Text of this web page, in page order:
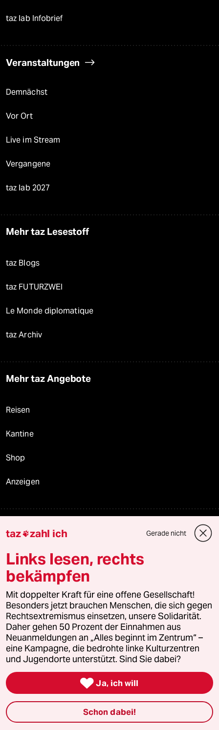
taz lab Infobrief
Veranstaltungen
Demnächst
Vor Ort
Live im Stream
Vergangene
taz lab 2027
Mehr taz Lesestoff
taz Blogs
taz FUTURZWEI
Le Monde diplomatique
taz Archiv
Mehr taz Angebote
Reisen
Kantine
Shop
Anzeigen
Feedback
Aboservice
ePaper Login
Downloads für Abonnierende
© 2026 taz Verlags und Vertriebs GmbH
Alle Rechte vorbehalten. Bei rechtlichen Fragen oder für Genehmigungen
wenden Sie sich bitte an
lizenzen@taz.de
Feedback Redaktionsstatut Kommune-Richtlinien
taz zahl ich Gerade nicht
Links lesen, rechts
bekämpfen
Mit doppelter Kraft für eine offene Gesellschaft!
Besonders jetzt brauchen Menschen, die sich gegen
Rechtsextremismus einsetzen, unsere Solidarität.
Daher gehen 50 Prozent der Einnahmen aus
Neuanmeldungen an „Alles beginnt im Zentrum“ –
eine Kampagne, die bedrohte linke Kulturzentren
und Jugendorte unterstützt. Sind Sie dabei?
 Ja, ich will
Schon dabei!